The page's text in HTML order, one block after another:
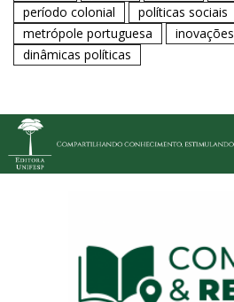
período colonial
políticas sociais
metrópole portuguesa
inovações
dinâmicas políticas